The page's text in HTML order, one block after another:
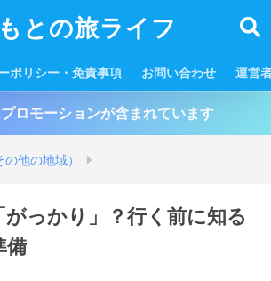
との旅ライフ
ポリシー・免責事項 お問い合わせ 運営
ロモーションが含まれています
他の地域）
っかり」？行く前に知る
備